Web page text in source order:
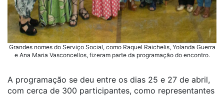
Grandes nomes do Serviço Social, como Raquel Raichelis, Yolanda Guerra
e Ana Maria Vasconcellos, fizeram parte da programação do encontro.
A programação se deu entre os dias 25 e 27 de abril,
com cerca de 300 participantes, como representantes